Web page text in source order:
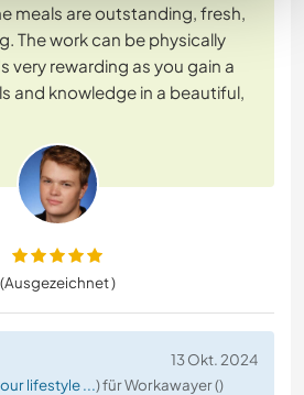
meals are outstanding, fresh,
The work can be physically
very rewarding as you gain a
and knowledge in a beautiful,
(Ausgezeichnet )
13 Okt. 2024
lifestyle ...) für Workawayer ()